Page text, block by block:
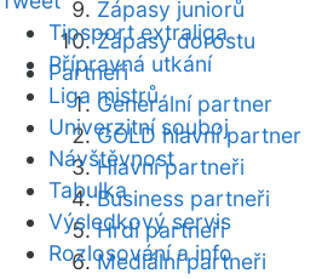
Zápasy juniorů
Zápasy dorostu
Partneři
Generální partner
GOLD hlavní partner
Hlavní partneři
Business partneři
Hrdí partneři
Mediální partneři
Tipsport extraliga
Přípravná utkání
Liga mistrů
Univerzitní souboj
Návštěvnost
Tabulka
Výsledkový servis
Rozlosování a info